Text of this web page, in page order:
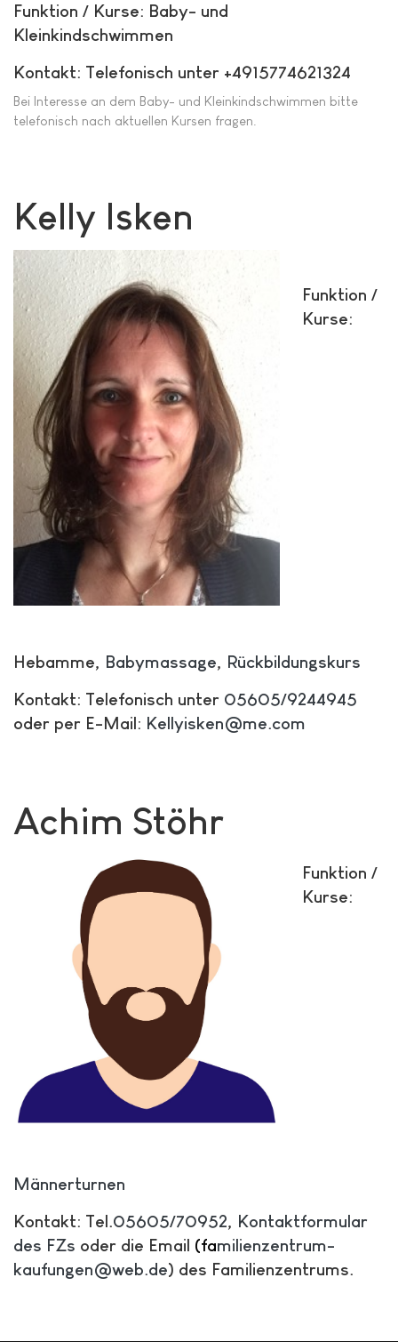
Funktion / Kurse: Baby- und
Kleinkindschwimmen
Kontakt: Telefonisch unter +4915774621324
Bei Interesse an dem Baby- und Kleinkindschwimmen bitte
telefonisch nach aktuellen Kursen fragen.
Kelly Isken
Funktion /
Kurse:
Hebamme, Babymassage, Rückbildungskurs
Kontakt: Telefonisch unter 05605/9244945
oder per E-Mail: Kellyisken@me.com
Achim Stöhr
Funktion /
Kurse:
Männerturnen
Kontakt: Tel.05605/70952, Kontaktformular
des FZs oder die Email (familienzentrum-
kaufungen@web.de) des Familienzentrums.